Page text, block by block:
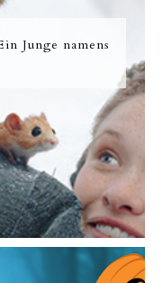
Junge namens